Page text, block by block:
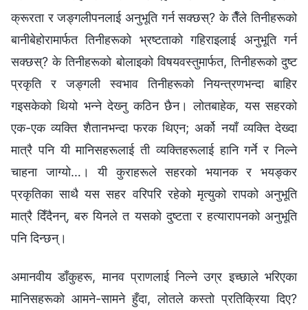
क्रूरता र जङ्गलीपनलाई अनुभूति गर्न सक्छस्? के तैँले तिनीहरूको
बानीबेहोरामार्फत तिनीहरूको भ्रष्टताको गहिराइलाई अनुभूति गर्न
सक्छस्? के तिनीहरूको बोलाइको विषयवस्तुमार्फत, तिनीहरूको दुष्ट
प्रकृति र जङ्गली स्वभाव तिनीहरूको नियन्त्रणभन्दा बाहिर
गइसकेको थियो भन्‍ने देख्‍नु कठिन छैन। लोतबाहेक, यस सहरको
एक-एक व्यक्ति शैतानभन्दा फरक थिएन; अर्को नयाँ व्यक्ति देख्दा
मात्रै पनि यी मानिसहरूलाई ती व्यक्तिहरूलाई हानि गर्ने र निल्‍ने
चाहना जाग्यो…। यी कुराहरूले सहरको भयानक र भयङ्कर
प्रकृतिका साथै यस सहर वरिपरि रहेको मृत्युको रापको अनुभूति
मात्रै दिँदैनन्, बरु यिनले त यसको दुष्टता र हत्यारापनको अनुभूति
पनि दिन्छन्।
अमानवीय डाँकुहरू, मानव प्राणलाई निल्‍ने उग्र इच्‍छाले भरिएका
मानिसहरूको आमने-सामने हुँदा, लोतले कस्तो प्रतिक्रिया दिए?